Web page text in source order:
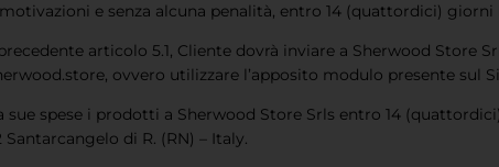
e senza alcuna penalità, entro 14 (quattordici)
articolo 5.1, Cliente dovrà inviare a Sherwood Store
, ovvero utilizzare l’apposito modulo presente sul
sue spese i prodotti a Sherwood Store Srls entro 14
di R. (RN) – Italy.